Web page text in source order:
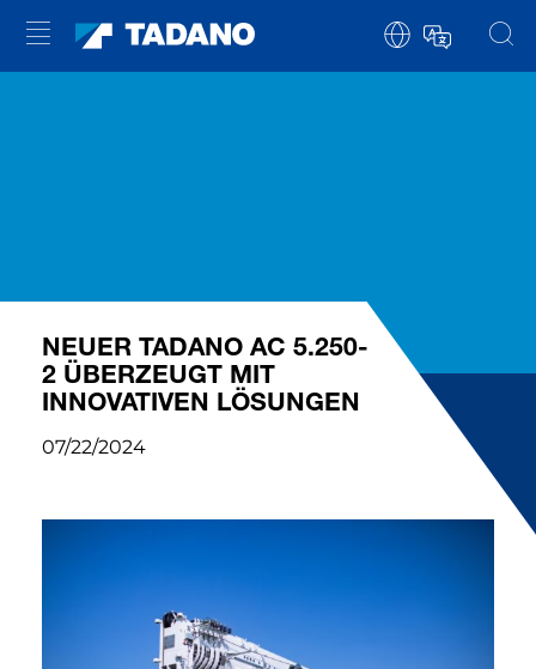
NEUER TADANO AC 5.250-
2 ÜBERZEUGT MIT
INNOVATIVEN LÖSUNGEN
07/22/2024